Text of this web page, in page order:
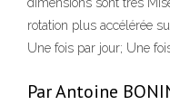
rotation plus accélérée
Une fois par jour; Une
Par Antoine